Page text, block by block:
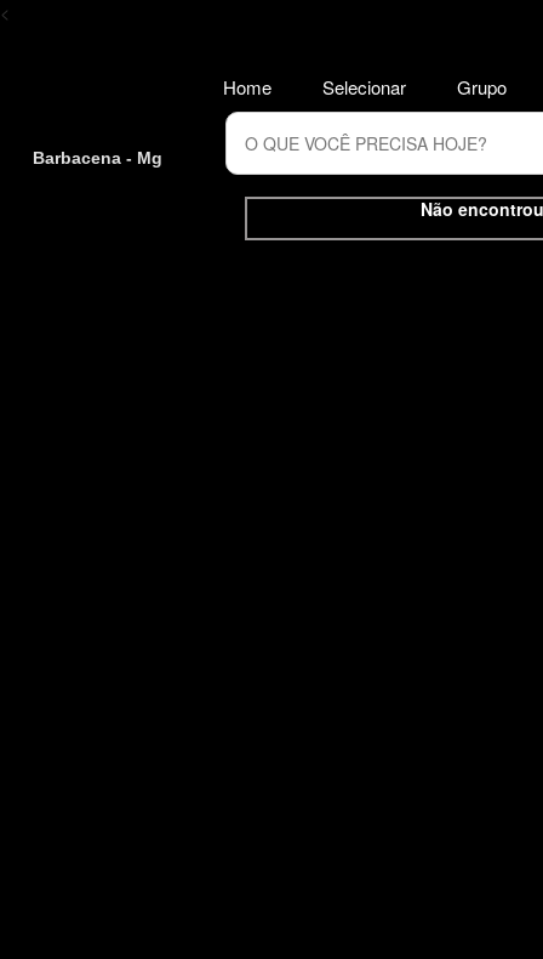
<
Barbacena - Mg
Não
Home Selecionar Grupo